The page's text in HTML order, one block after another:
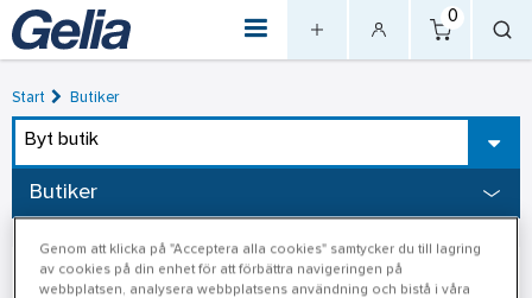
0
Start Butiker
Byt butik
Butiker
Genom att klicka på "Acceptera alla cookies" samtycker du till lagring
av cookies på din enhet för att förbättra navigeringen på
webbplatsen, analysera webbplatsens användning och bistå i våra